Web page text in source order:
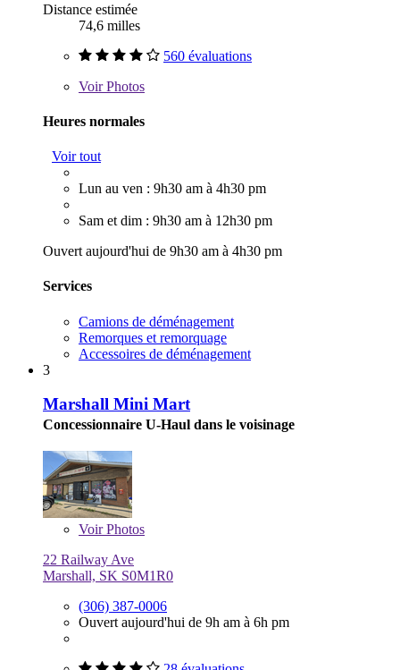
Distance estimée
74,6 milles
560 évaluations
VoirPhotos
Heures normales
Voir tout
Lun au ven : 9h30 am à 4h30 pm
Sam et dim : 9h30 am à 12h30 pm
Ouvert aujourd'hui de 9h30 am à 4h30 pm
Services
Camions de déménagement
Remorques et remorquage
Accessoires de déménagement
3
Marshall Mini Mart
Concessionnaire U-Haul dans le voisinage
VoirPhotos
22 Railway Ave
Marshall, SK S0M1R0
(306) 387-0006
Ouvert aujourd'hui de 9h am à 6h pm